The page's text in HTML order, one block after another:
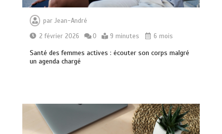
parJean-André
2 février 2026
0 9 minutes 6 mois
Santé des femmes actives : écouter son corps malgré
un agenda chargé